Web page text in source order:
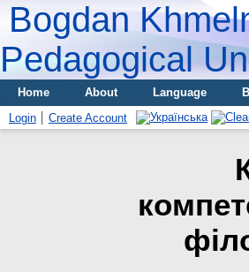
Bogdan
Pedagogical
Home About Language
Login
Create Account